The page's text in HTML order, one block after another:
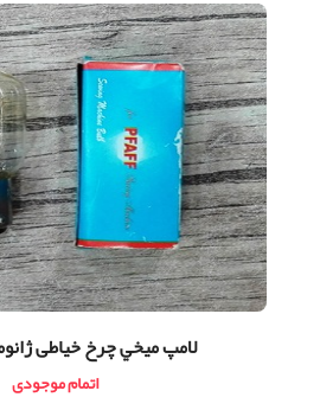
لامپ ميخي چرخ خیاطی
اتمام موجودی